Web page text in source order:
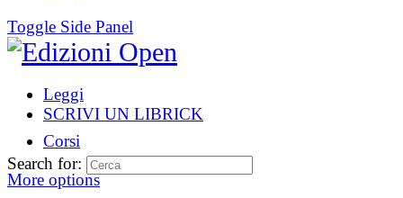
Toggle Side Panel
Leggi
SCRIVI UN LIBRICK
Corsi
More options
Search for: